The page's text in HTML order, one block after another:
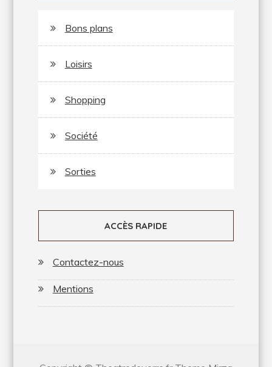
Bons plans
Loisirs
Shopping
Société
Sorties
ACCÈS RAPIDE
Contactez-nous
Mentions